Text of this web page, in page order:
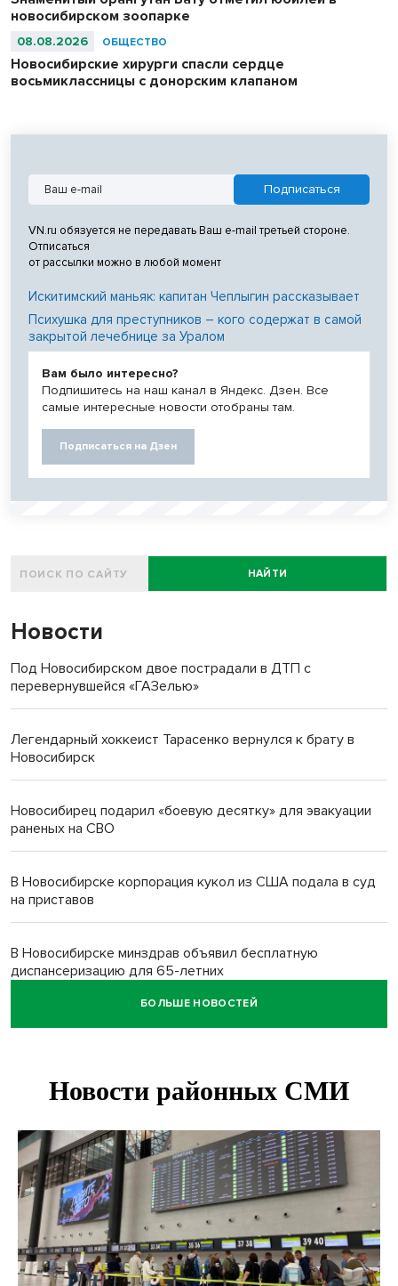
новосибирском зоопарке
08.08.2026 ОБЩЕСТВО
Новосибирские хирурги спасли сердце
восьмиклассницы с донорским клапаном
VN.ru обязуется не передавать Ваш e-mail третьей стороне.
Отписаться
от рассылки можно в любой момент
Искитимский маньяк: капитан Чеплыгин рассказывает
Психушка для преступников – кого содержат в самой
закрытой лечебнице за Уралом
Вам было интересно?
Подпишитесь на наш канал в Яндекс. Дзен. Все
самые интересные новости отобраны там.
Подписаться на Дзен
НАЙТИ
Новости
Под Новосибирском двое пострадали в ДТП с
перевернувшейся «ГАЗелью»
Легендарный хоккеист Тарасенко вернулся к брату в
Новосибирск
Новосибирец подарил «боевую десятку» для эвакуации
раненых на СВО
В Новосибирске корпорация кукол из США подала в суд
на приставов
В Новосибирске минздрав объявил бесплатную
диспансеризацию для 65-летних
В Новосибирске врачи прооперировали 25 тысяч
Знаменитый орангутан Бату отметил юбилей в
Новосибирские хирурги спасли сердце восьмиклассницы
с донорским клапаном
Более тысячи новосибирцев открыли День
физкультурника на набережной
БОЛЬШЕ НОВОСТЕЙ